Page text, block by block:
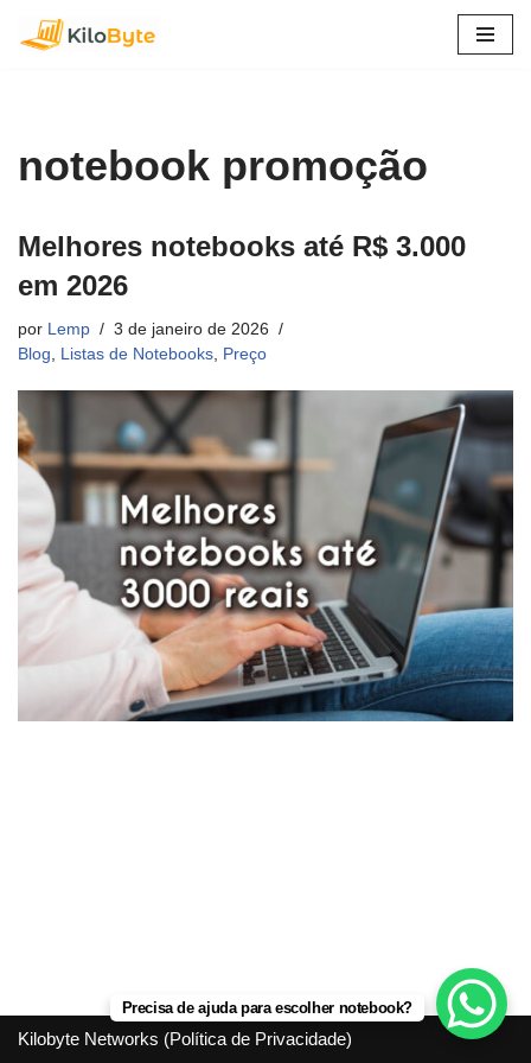
conteúdo
notebook promoção
Melhores notebooks até R$ 3.000
em 2026
por Lemp
3 de janeiro de 2026
Blog, Listas de Notebooks, Preço
Kilobyte Networks (Política de Privacidade)
Precisa de ajuda para escolher notebook?